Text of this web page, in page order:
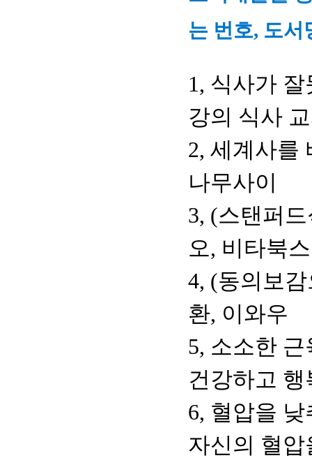
는 번호, 도서
1, 식사가
강의 식사
2, 세계사를
나무사이
3, (스탠퍼
오, 비타북스
4, (동의보
환, 이와우
5, 소소한
건강하고
6, 혈압을
자신의 혈